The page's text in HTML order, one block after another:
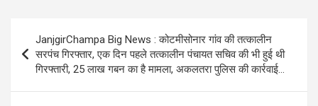
o
o
k
A
p
p
a
m
navigation
JanjgirChampa Big News : कोटमीसोनार गांव की तत्कालीन
सरपंच गिरफ्तार, एक दिन पहले तत्कालीन पंचायत सचिव की भी हुई थी
गिरफ्तारी, 25 लाख गबन का है मामला, अकलतरा पुलिस की कार्रवाई…